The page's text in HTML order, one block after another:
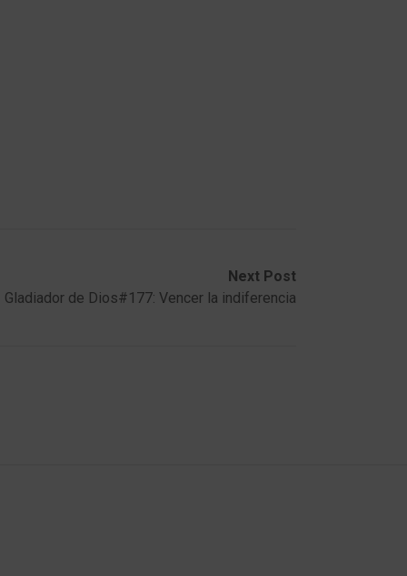
Next Post
Gladiador de Dios#177: Vencer la indiferencia